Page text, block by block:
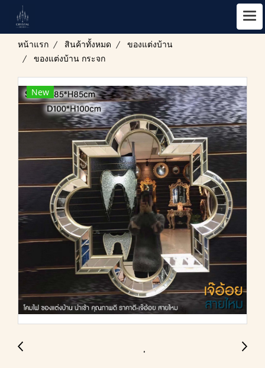
หน้าแรก สินค้าทั้งหมด
ของแต่งบ้าน
ของแต่งบ้าน กระจก
New